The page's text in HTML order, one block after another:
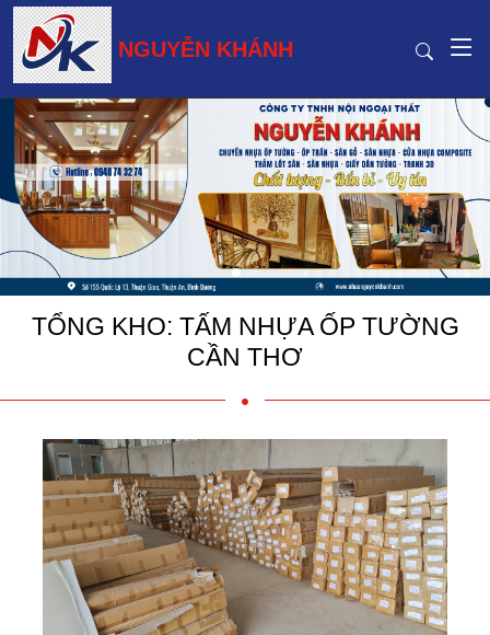
NGUYỄN KHÁNH
TỔNG KHO: TẤM NHỰA ỐP TƯỜNG
CẦN THƠ